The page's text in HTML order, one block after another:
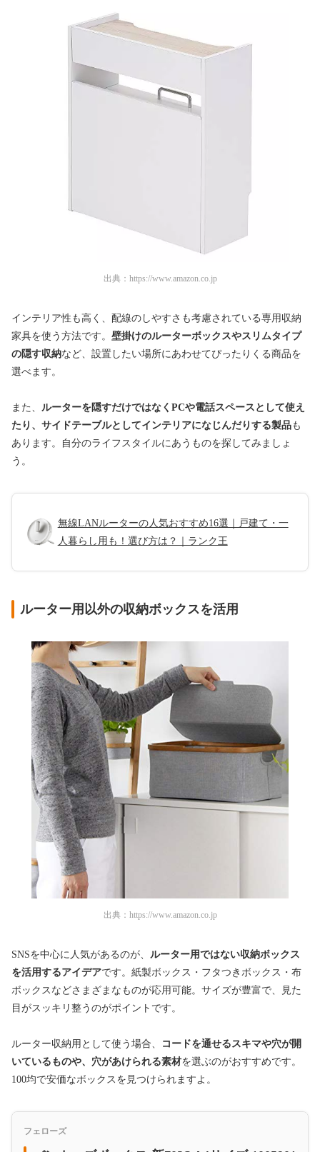
出典： https://www.amazon.co.jp
インテリア性も高く、配線のしやすさも考慮されている専用収納
家具を使う方法です。 壁掛けのルーターボックスやスリムタイプ
の隠す収納など、設置したい場所にあわせてぴったりくる商品を
選べます。
また、 ルーターを隠すだけではなくPCや電話スペースとして使え
たり、サイドテーブルとしてインテリアになじんだりする製品も
あります。自分のライフスタイルにあうものを探してみましょ
う。
無線LANルーターの人気おすすめ16選｜戸建て・一
人暮らし用も！選び方は？｜ランク王
ルーター用以外の収納ボックスを活用
出典： https://www.amazon.co.jp
SNSを中心に人気があるのが、 ルーター用ではない収納ボックス
を活用するアイデアです。紙製ボックス・フタつきボックス・布
ボックスなどさまざまなものが応用可能。サイズが豊富で、見た
目がスッキリ整うのがポイントです。
ルーター収納用として使う場合、
コードを通せるスキマや穴が開
いているものや、穴があけられる素材を選ぶのがおすすめです。
100均で安価なボックスを見つけられますよ。
フェローズ